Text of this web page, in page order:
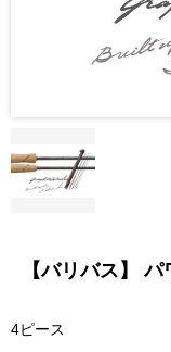
【バリバス】
4ピース